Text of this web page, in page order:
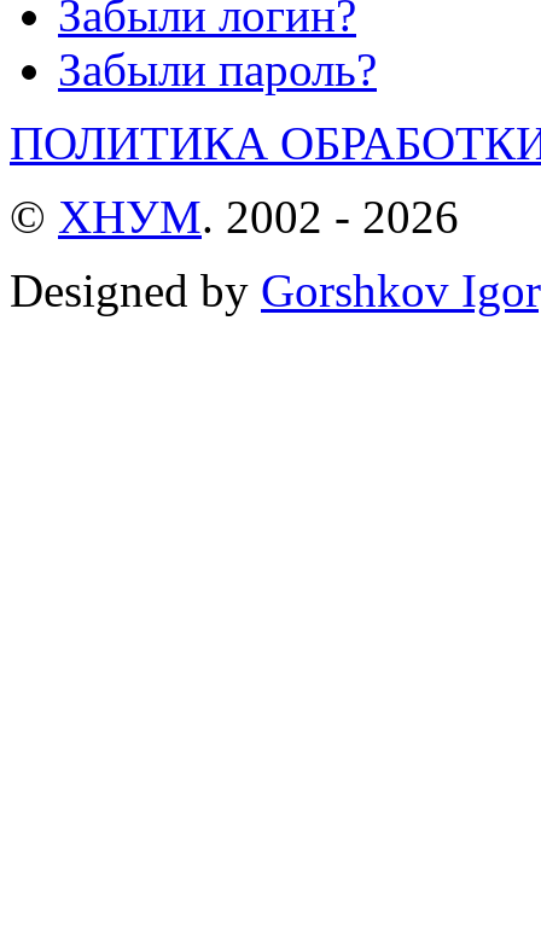
Забыли логин?
Забыли пароль?
ПОЛИТИКА
© ХНУМ. 2002 - 2026
Designed by Gorshkov Igor